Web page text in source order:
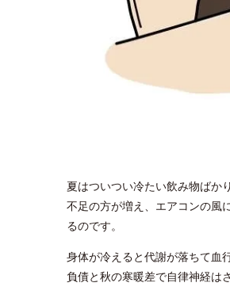
夏はついつい冷たい飲み物ばか
不足の方が増え、エアコンの風
るのです。
身体が冷えると代謝が落ちて血
負債と秋の寒暖差で自律神経は